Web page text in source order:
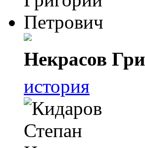
Некрасов
история